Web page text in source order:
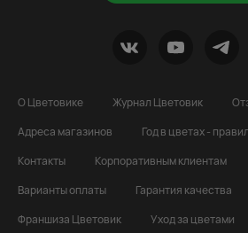
О Цветовике Журнал Цветовик
Адреса магазинов
Год в цветах -
Контакты
Корпоративным клиентам
Варианты оплаты
Гарантия качества
Франшиза Цветовик
Уход за цветами